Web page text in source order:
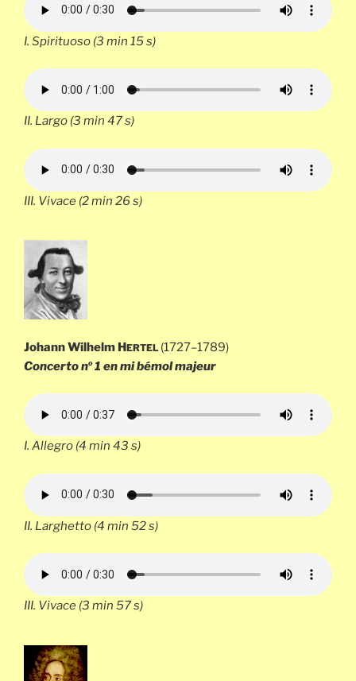
I. Spirituoso (3 min 15 s)
II. Largo (3 min 47 s)
III. Vivace (2 min 26 s)
Johann Wilhelm HERTEL (1727–1789)
Concerto no1 en mi bémol majeur
I. Allegro (4 min 43 s)
II. Larghetto (4 min 52 s)
III. Vivace (3 min 57 s)